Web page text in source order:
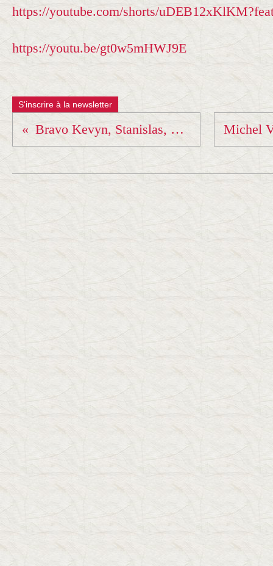
https://youtube.com/shorts/
https://youtu.be/gt0w5mHWJ9E
S'inscrire à la newsletter
Bravo Kevyn, Stanislas, Simon et Elyne !!!